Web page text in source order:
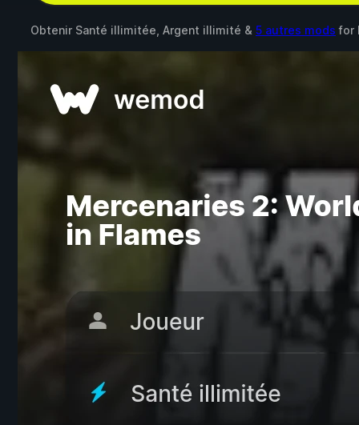
Obtenir Santé illimitée, Argent illimité & 5 autres mods for